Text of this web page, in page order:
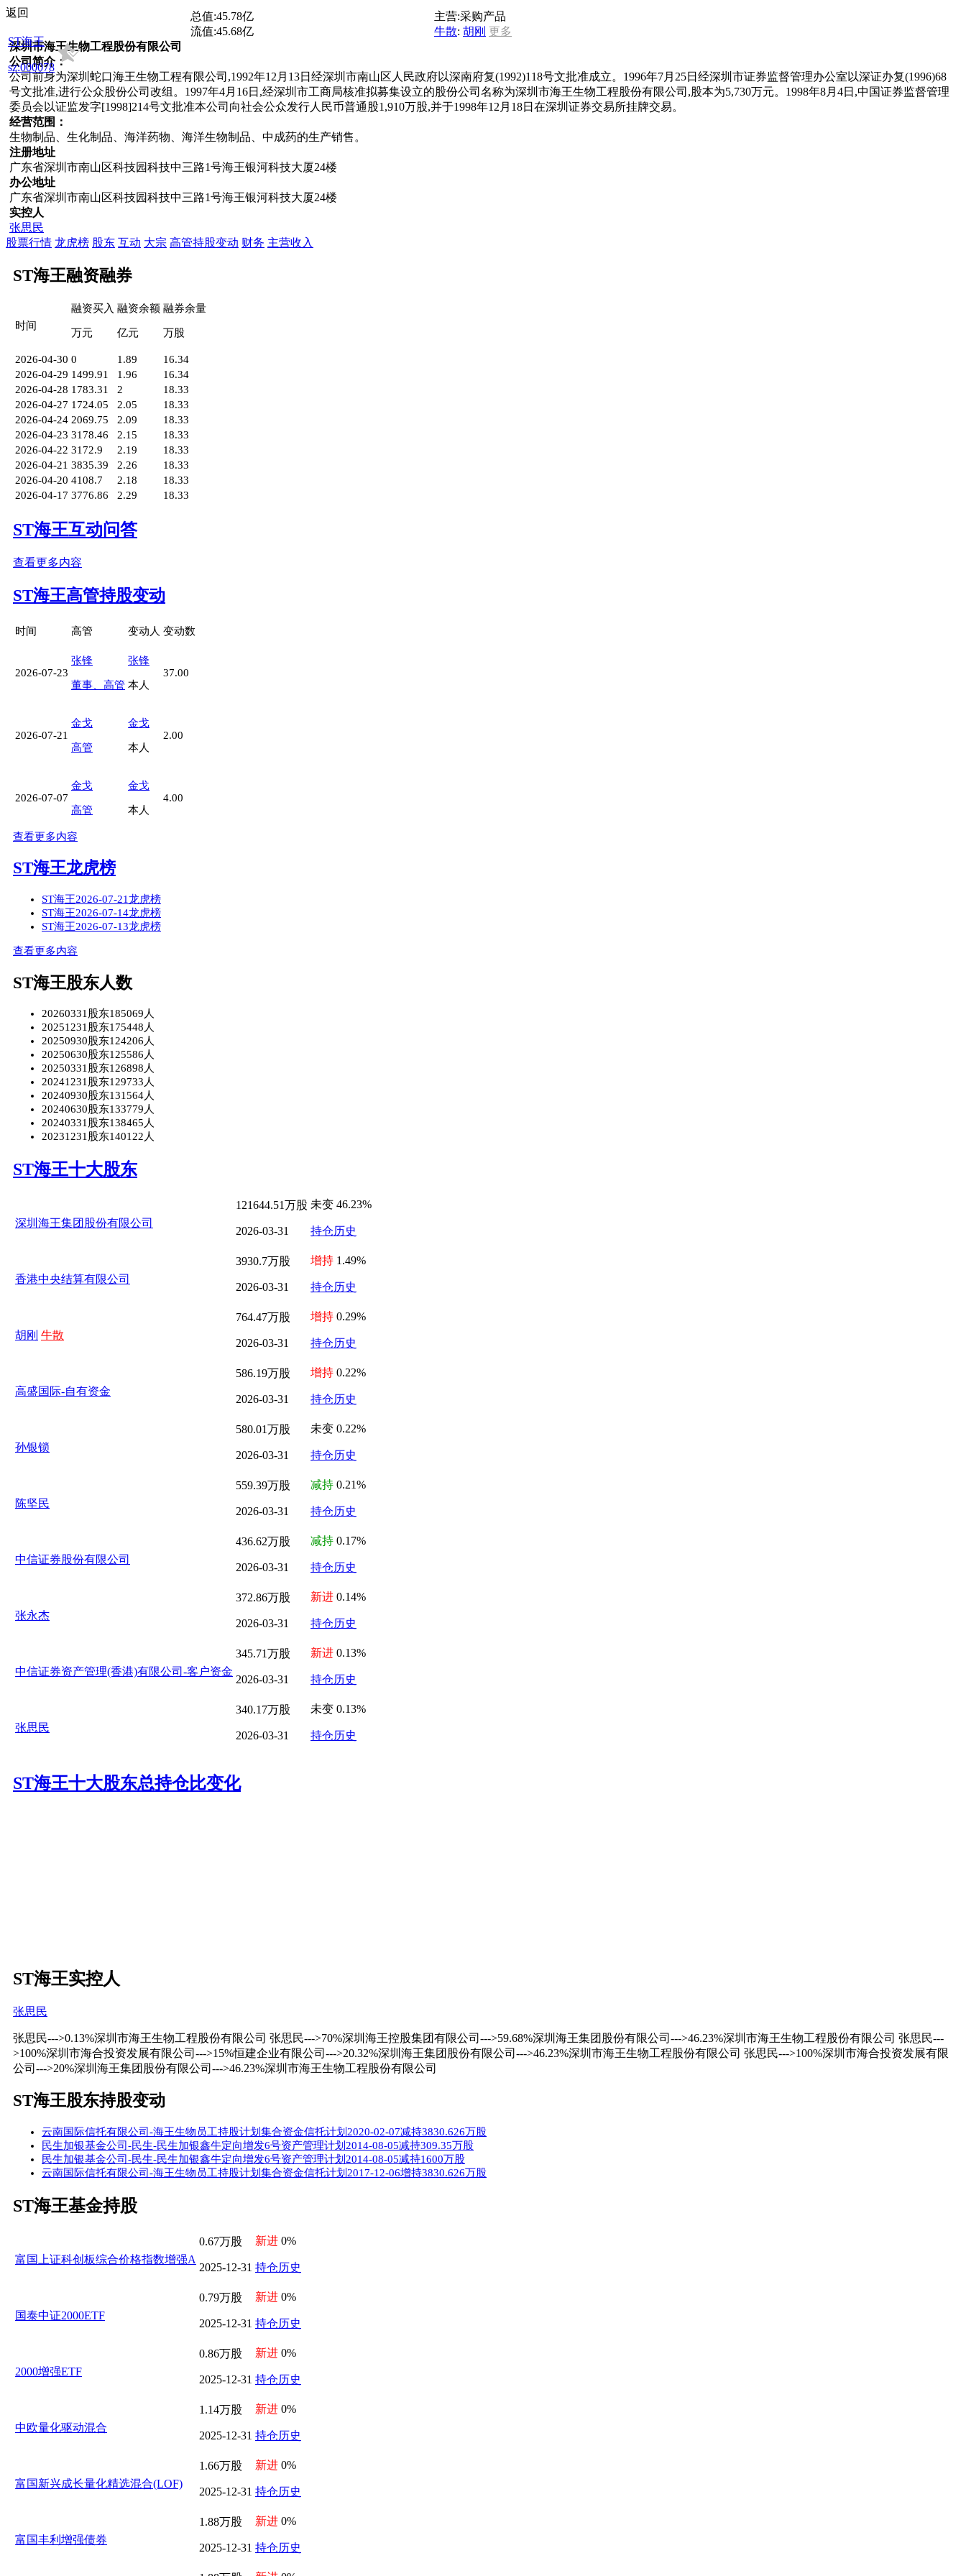
返回
ST海王
sz:000078
总值:45.78亿 主营:采购产品
流值:45.68亿 牛散: 胡刚 更多
深圳市海王生物工程股份有限公司
公司简介：
公司前身为深圳蛇口海王生物工程有限公司,1992年12月13日经深圳市南山区人民政府以深南府复(1992)118号文批准成立。1996年7月25日经深圳市证券监督管理办公室以深证办复(1996)68
号文批准,进行公众股份公司改组。1997年4月16日,经深圳市工商局核准拟募集设立的股份公司名称为深圳市海王生物工程股份有限公司,股本为5,730万元。1998年8月4日,中国证券监督管理
委员会以证监发字[1998]214号文批准本公司向社会公众发行人民币普通股1,910万股,并于1998年12月18日在深圳证券交易所挂牌交易。
经营范围：
生物制品、生化制品、海洋药物、海洋生物制品、中成药的生产销售。
注册地址
广东省深圳市南山区科技园科技中三路1号海王银河科技大厦24楼
办公地址
广东省深圳市南山区科技园科技中三路1号海王银河科技大厦24楼
实控人
张思民
股票行情 龙虎榜 股东 互动 大宗 高管持股变动 财务 主营收入
ST海王融资融券
时间
融资买入
万元
融资余额
亿元
融券余量
万股
2026-04-30 0 1.89
16.34
2026-04-29 1499.91 1.96
16.34
2026-04-28 1783.31 2
18.33
2026-04-27 1724.05 2.05
18.33
2026-04-24 2069.75 2.09
18.33
2026-04-23 3178.46 2.15
18.33
2026-04-22 3172.9 2.19
18.33
2026-04-21 3835.39 2.26
18.33
2026-04-20 4108.7 2.18
18.33
2026-04-17 3776.86 2.29 18.33
ST海王互动问答
查看更多内容
ST海王高管持股变动
时间 高管 变动人 变动数
2026-07-23
张锋
董事、高管
张锋
本人
37.00
2026-07-21
金戈
高管
金戈
本人
2.00
2026-07-07
金戈
高管
金戈
本人
4.00
查看更多内容
ST海王龙虎榜
ST海王2026-07-21龙虎榜
ST海王2026-07-14龙虎榜
ST海王2026-07-13龙虎榜
查看更多内容
ST海王股东人数
20260331股东185069人
20251231股东175448人
20250930股东124206人
20250630股东125586人
20250331股东126898人
20241231股东129733人
20240930股东131564人
20240630股东133779人
20240331股东138465人
20231231股东140122人
ST海王十大股东
深圳海王集团股份有限公司
121644.51万股
2026-03-31
未变 46.23%
持仓历史
香港中央结算有限公司
3930.7万股
2026-03-31
增持 1.49%
持仓历史
胡刚 牛散
764.47万股
2026-03-31
增持 0.29%
持仓历史
高盛国际-自有资金
586.19万股
2026-03-31
增持 0.22%
持仓历史
孙银锁
580.01万股
2026-03-31
未变 0.22%
持仓历史
陈坚民
559.39万股
2026-03-31
减持 0.21%
持仓历史
中信证券股份有限公司
436.62万股
2026-03-31
减持 0.17%
持仓历史
张永杰
372.86万股
2026-03-31
新进 0.14%
持仓历史
中信证券资产管理(香港)有限公司-客户资金
345.71万股
2026-03-31
新进 0.13%
持仓历史
张思民
340.17万股
2026-03-31
未变 0.13%
持仓历史
ST海王十大股东总持仓比变化
ST海王实控人
张思民
张思民--->0.13%深圳市海王生物工程股份有限公司 张思民--->70%深圳海王控股集团有限公司--->59.68%深圳海王集团股份有限公司--->46.23%深圳市海王生物工程股份有限公司 张思民---
>100%深圳市海合投资发展有限公司--->15%恒建企业有限公司--->20.32%深圳海王集团股份有限公司--->46.23%深圳市海王生物工程股份有限公司 张思民--->100%深圳市海合投资发展有限
公司--->20%深圳海王集团股份有限公司--->46.23%深圳市海王生物工程股份有限公司
ST海王股东持股变动
云南国际信托有限公司-海王生物员工持股计划集合资金信托计划2020-02-07减持3830.626万股
民生加银基金公司-民生-民生加银鑫牛定向增发6号资产管理计划2014-08-05减持309.35万股
民生加银基金公司-民生-民生加银鑫牛定向增发6号资产管理计划2014-08-05减持1600万股
云南国际信托有限公司-海王生物员工持股计划集合资金信托计划2017-12-06增持3830.626万股
ST海王基金持股
富国上证科创板综合价格指数增强A
0.67万股
2025-12-31
新进 0%
持仓历史
国泰中证2000ETF
0.79万股
2025-12-31
新进 0%
持仓历史
2000增强ETF
0.86万股
2025-12-31
新进 0%
持仓历史
中欧量化驱动混合
1.14万股
2025-12-31
新进 0%
持仓历史
富国新兴成长量化精选混合(LOF)
1.66万股
2025-12-31
新进 0%
持仓历史
富国丰利增强债券
1.88万股
2025-12-31
新进 0%
持仓历史